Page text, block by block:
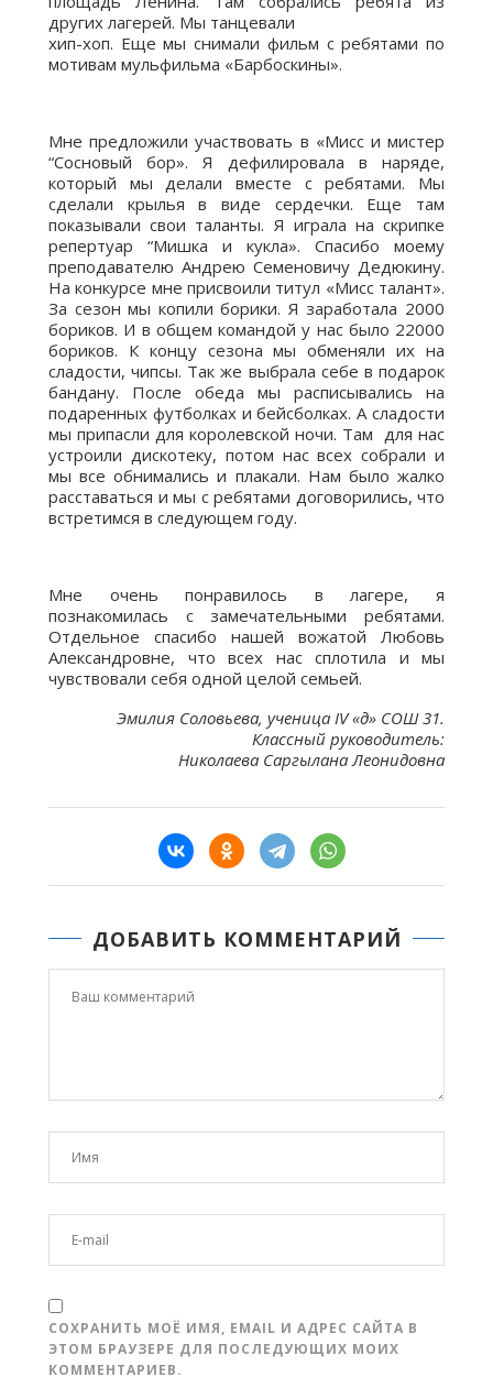
других лагерей. Мы танцевали
хип-хоп. Еще мы снимали фильм с ребятами по
мотивам мульфильма «Барбоскины».
Мне предложили участвовать в «Мисс и мистер
“Сосновый бор». Я дефилировала в наряде,
который мы делали вместе с ребятами. Мы
сделали крылья в виде сердечки. Еще там
показывали свои таланты. Я играла на скрипке
репертуар “Мишка и кукла». Спасибо моему
преподавателю Андрею Семеновичу Дедюкину.
На конкурсе мне присвоили титул «Мисс талант».
За сезон мы копили борики. Я заработала 2000
бориков. И в общем командой у нас было 22000
бориков. К концу сезона мы обменяли их на
сладости, чипсы. Так же выбрала себе в подарок
бандану. После обеда мы расписывались на
подаренных футболках и бейсболках. А сладости
мы припасли для королевской ночи. Там для нас
устроили дискотеку, потом нас всех собрали и
мы все обнимались и плакали. Нам было жалко
расставаться и мы с ребятами договорились, что
встретимся в следующем году.
Мне очень понравилось в лагере, я
познакомилась с замечательными ребятами.
Отдельное спасибо нашей вожатой Любовь
Александровне, что всех нас сплотила и мы
чувствовали себя одной целой семьей.
Эмилия Соловьева, ученица IV «д» СОШ 31.
Классный руководитель:
Николаева Саргылана Леонидовна
ДОБАВИТЬ КОММЕНТАРИЙ
СОХРАНИТЬ МОЁ ИМЯ, EMAIL И АДРЕС САЙТА В
ЭТОМ БРАУЗЕРЕ ДЛЯ ПОСЛЕДУЮЩИХ МОИХ
КОММЕНТАРИЕВ.